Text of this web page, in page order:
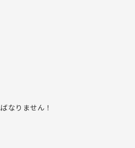
なりません！